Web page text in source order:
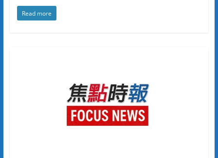
Read more